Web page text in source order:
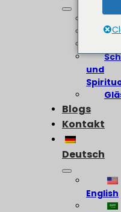
und
Blogs
Kontakt
Deutsch
English